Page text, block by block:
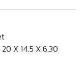
X 14.5 X 6.30